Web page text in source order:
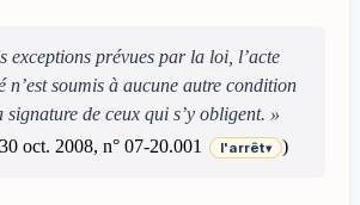
exceptions prévues par la loi, l’acte
n’est soumis à aucune autre condition
signature de ceux qui s’y obligent. »
oct. 2008, n° 07-20.001 l'arrêt▾ )